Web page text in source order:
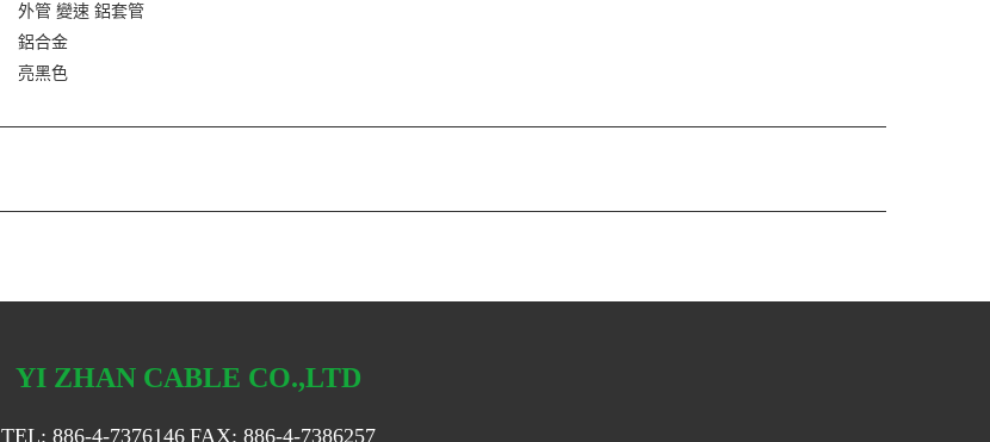
外管 變速 鋁套管
鋁合金
亮黑色
YI ZHAN CABLE CO.,LTD
TEL: 886-4-7376146 FAX: 886-4-7386257